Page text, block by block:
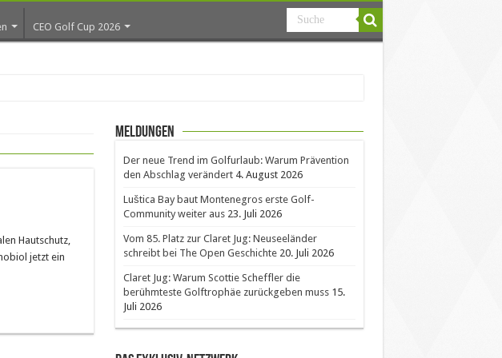
CEO Golf Cup 2026
Hautschutz,
jetzt ein
Meldungen
Der neue Trend im Golfurlaub: Warum Prävention
den Abschlag verändert 4. August 2026
Luštica Bay baut Montenegros erste Golf-
Community weiter aus 23. Juli 2026
Vom 85. Platz zur Claret Jug: Neuseeländer
schreibt bei The Open Geschichte 20. Juli 2026
Claret Jug: Warum Scottie Scheffler die
berühmteste Golftrophäe zurückgeben muss 15.
Juli 2026